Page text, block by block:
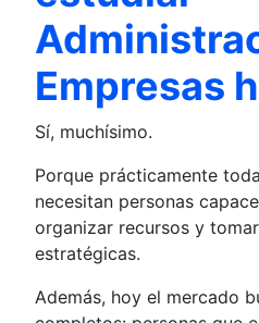
Empresas
Sí, muchísimo.
Porque prácticamente
necesitan personas
organizar recursos y
estratégicas.
Además, hoy el mercado